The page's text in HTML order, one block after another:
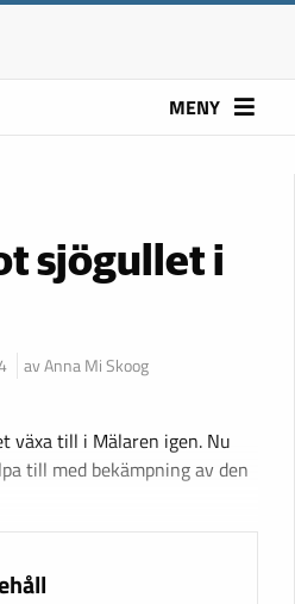
MENY
sjögullet i
av Anna Mi Skoog
växa till i Mälaren igen. Nu
till med bekämpning av den